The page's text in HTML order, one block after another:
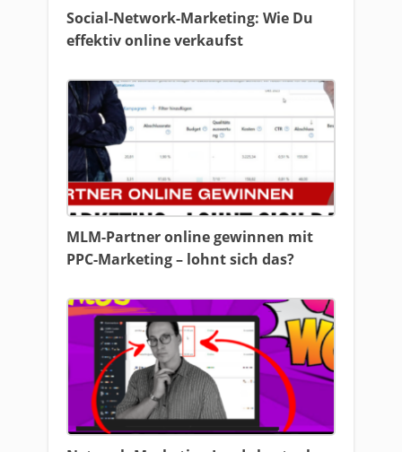
Social-Network-Marketing: Wie Du
effektiv online verkaufst
MLM-Partner online gewinnen mit
PPC-Marketing – lohnt sich das?